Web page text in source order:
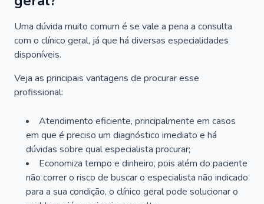
Uma dúvida muito comum é se vale a pena a consulta
com o clínico geral, já que há diversas especialidades
disponíveis.
Veja as principais vantagens de procurar esse
profissional:
Atendimento eficiente, principalmente em casos
em que é preciso um diagnóstico imediato e há
dúvidas sobre qual especialista procurar;
Economiza tempo e dinheiro, pois além do paciente
não correr o risco de buscar o especialista não indicado
para a sua condição, o clínico geral pode solucionar o